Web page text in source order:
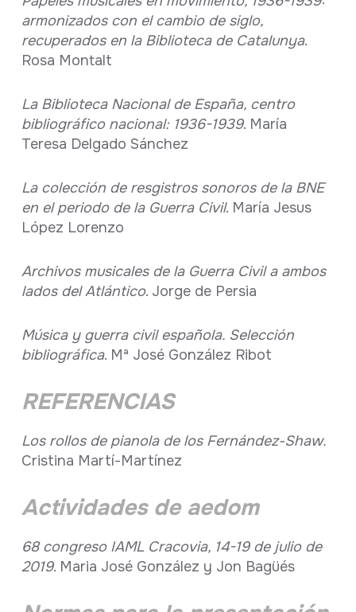
armonizados con el cambio de siglo,
recuperados en la Biblioteca de Catalunya.
Rosa Montalt
La Biblioteca Nacional de España, centro
bibliográfico nacional: 1936-1939. María
Teresa Delgado Sánchez
La colección de resgistros sonoros de la BNE
en el periodo de la Guerra Civil. María Jesus
López Lorenzo
Archivos musicales de la Guerra Civil a ambos
lados del Atlántico. Jorge de Persia
Música y guerra civil española. Selección
bibliográfica. Mª José González Ribot
REFERENCIAS
Los rollos de pianola de los Fernández-Shaw.
Cristina Martí-Martínez
Actividades de aedom
68 congreso IAML Cracovia, 14-19 de julio de
2019. Maria José González y Jon Bagüés